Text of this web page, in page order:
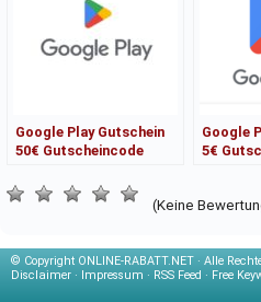
Google Play Gutschein
50€ Gutscheincode
Google
5€
(Keine
© Copyright ONLINE-RABATT.NET · Alle
Disclaimer · Impressum · RSS Feed · Free